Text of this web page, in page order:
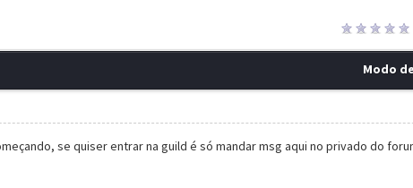
Modo
se quiser entrar na guild é só mandar msg aqui no privado do